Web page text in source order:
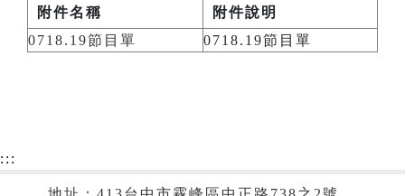
附件名稱
附件說明
0718.19節目單
0718.19節目單
:::